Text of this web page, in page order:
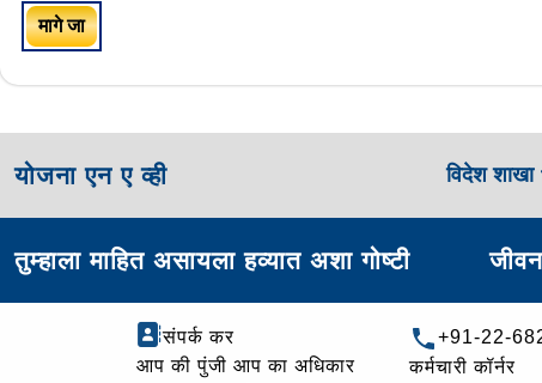
मागे जा
योजना एन ए व्ही विदेश शाखा
तुम्हाला माहित असायला हव्यात अशा गोष्टी
संपर्क कर
आप की पुंजी आप का अधिकार
+91-22-
कर्मचारी कॉर्नर